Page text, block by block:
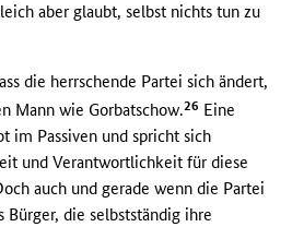
aber glaubt, selbst nichts tun zu
die herrschende Partei sich ändert,
Mann wie Gorbatschow.26 Eine
im Passiven und spricht sich
und Verantwortlichkeit für diese
auch und gerade wenn die Partei
Bürger, die selbstständig ihre